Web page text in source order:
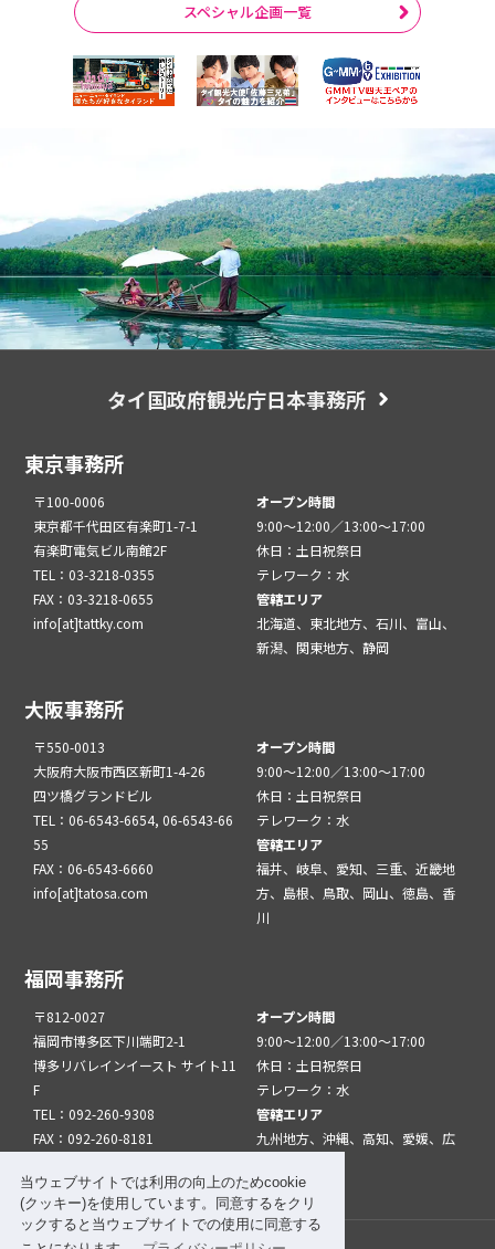
当ウェブサイトでは利用の向上のためcookie
(クッキー)を使用しています。同意するをクリ
ックすると当ウェブサイトでの使用に同意する
スペシャル企画一覧
タイ国政府観光庁日本事務所
東京事務所
〒100-0006
東京都千代田区有楽町1-7-1
有楽町電気ビル南館2F
TEL：03-3218-0355
FAX：03-3218-0655
info[at]tattky.com
オープン時間
9:00～12:00／13:00～17:00
休日：土日祝祭日
テレワーク：水
管轄エリア
北海道、東北地方、石川、富山、
新潟、関東地方、静岡
大阪事務所
〒550-0013
大阪府大阪市西区新町1-4-26
四ツ橋グランドビル
TEL：06-6543-6654, 06-6543-66
55
FAX：06-6543-6660
info[at]tatosa.com
オープン時間
9:00～12:00／13:00～17:00
休日：土日祝祭日
テレワーク：水
管轄エリア
福井、岐阜、愛知、三重、近畿地
方、島根、鳥取、岡山、徳島、香
川
福岡事務所
〒812-0027
福岡市博多区下川端町2-1
博多リバレインイースト サイト11
F
TEL：092-260-9308
FAX：092-260-8181
オープン時間
9:00～12:00／13:00～17:00
休日：土日祝祭日
テレワーク：水
管轄エリア
九州地方、沖縄、高知、愛媛、広